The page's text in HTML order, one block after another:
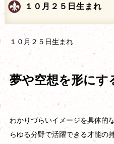
１０月２５日生まれ
１０月２５日生まれ
夢や空想を形にす
わかりづらいイメージを具体的
らゆる分野で活躍できる才能の